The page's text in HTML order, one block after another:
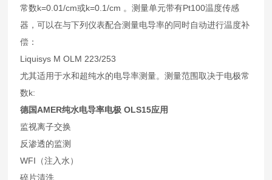
常数k=0.01/cm或k=0.1/cm 。测量单元带有Pt100温度传感
器，可以在与下列仪表配合测量电导率的同时自动进行温度补
偿：
Liquisys M OLM 223/253
尤其适用于水和超纯水的电导率测量。测量范围取决于电极常
数k:
德国AMER纯水电导率电极 OLS15应用
监视离子交换
反渗透的监测
WFI（注入水）
碎片清洗